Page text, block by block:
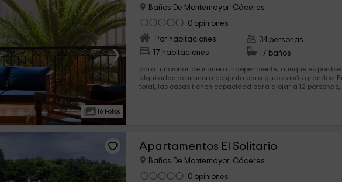
›
16 Fotos
Baños De Montemayor, Cáceres
0 opiniones
Por habitaciones
17 habitaciones
34 personas
17 baños
para funcionar de manera independiente, aunque es posible
alquilarlas de manera conjunta para grupos más grandes. En
total, las casas tienen capacidad para alojar a 12 personas,
Apartamentos El Solitario
Baños De Montemayor, Cáceres
0 opiniones